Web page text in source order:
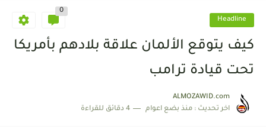
Headline
0
كيف يتوقع الألمان علاقة بلادهم بأمريكا
تحت قيادة ترامب
ALMOZAWID.com
اخر تحديث : منذ بضع اعوام 4 دقائق للقراءة